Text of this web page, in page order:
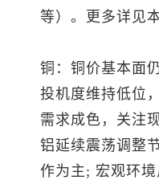
等）。更多详见
铜：铜价基本面
投机度维持低位
需求成色，关注
铝延续震荡调整
作为主; 宏观环